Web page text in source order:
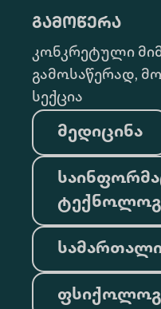
გამოწერა
კონკრეტული
გამოსაწერად,
სექცია
მედიცინა